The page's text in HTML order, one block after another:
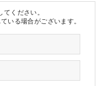
ください。
いる場合がございます。